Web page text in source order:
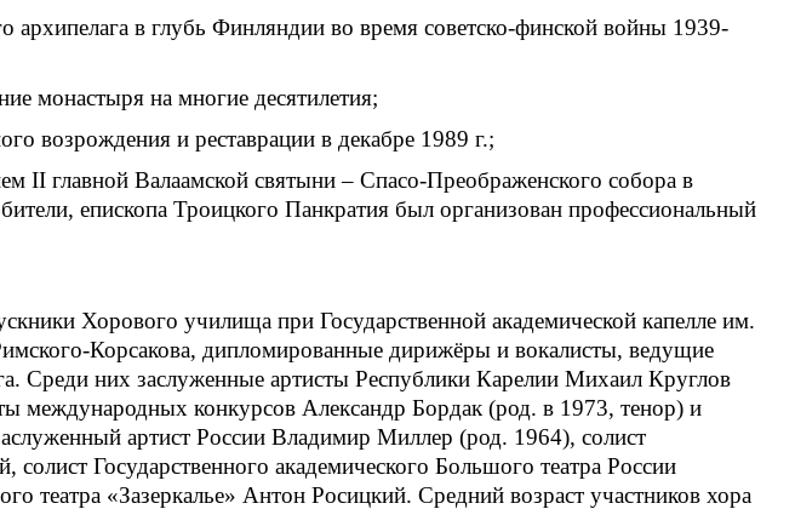
архипелага в глубь Финляндии во время советско-финской войны 1939-
монастыря на многие десятилетия;
возрождения и реставрации в декабре 1989 г.;
II главной Валаамской святыни – Спасо-Преображенского собора в
епископа Троицкого Панкратия был организован профессиональный
Хорового училища при Государственной академической капелле им.
Корсакова, дипломированные дирижёры и вокалисты, ведущие
Среди них заслуженные артисты Республики Карелии Михаил Круглов
международных конкурсов Александр Бордак (род. в 1973, тенор) и
артист России Владимир Миллер (род. 1964), солист
Государственного академического Большого театра России
театра «Зазеркалье» Антон Росицкий. Средний возраст участников хора